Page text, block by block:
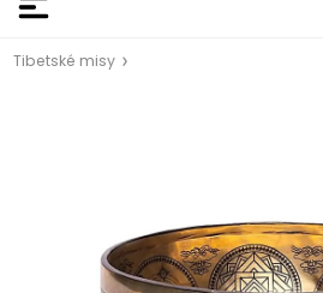
Tibetské misy